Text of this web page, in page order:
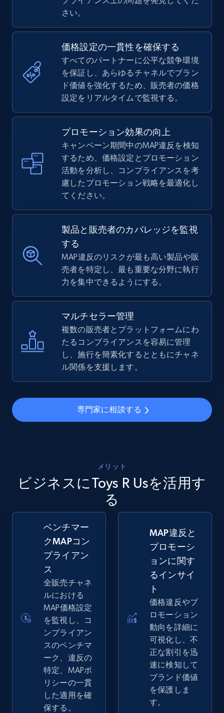
さい。
価格設定の一貫性を確保する
すべてのパートナーに公平な競争環境
を保証し、あらゆるチャネルでブラン
ド価値を強化するため、販売者の価格
設定をリアルタイムで監視する。
プロモーション効果の向上
キャンペーン期間中のMAP違反を検知
するため、価格設定とプロモーション
活動を分析し、コンプライアンスを考
慮したプロモーション戦略を最適化し
てください。
製品と販売者のカバレッジを監視
する
MAP違反のリスクが最も高い製品や販
売者を特定し、最も重要な分野に執行
力を集中できるようにする。
マルチセラー管理
複数の販売者とプラットフォームにわ
たるコンプライアンスを容易に管理
し、施行を簡素化するとともにチャネ
ル関係を支援します。
専門家に相談する
メリット
ビジネスにToys R Usを活用す
る
ベンチマー
クMAPコン
プライアン
ス
全販売チャネ
ルにおける
MAP価格設定
を監視し、コ
ンプライアン
スのベンチマ
ーク、違反の
特定、MAPポ
リシーの一貫
した適用を確
保する。
MAP違反と
プロモーシ
ョンに関す
るインサイ
ト
価格違反やプ
ロモーション
動向を詳細に
可視化し、不
正な割引を迅
速に検知して
ブランド価値
を保護しま
す。